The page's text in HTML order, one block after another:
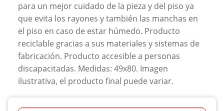
para un mejor cuidado de la pieza y del piso ya
que evita los rayones y también las manchas en
el piso en caso de estar húmedo. Producto
reciclable gracias a sus materiales y sistemas de
fabricación. Producto accesible a personas
discapacitadas. Medidas: 49x80. Imagen
ilustrativa, el producto final puede variar.